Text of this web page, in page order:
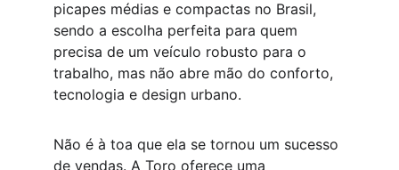
picapes médias e compactas no Brasil,
sendo a escolha perfeita para quem
precisa de um veículo robusto para o
trabalho, mas não abre mão do conforto,
tecnologia e design urbano.
Não é à toa que ela se tornou um sucesso
de vendas. A Toro oferece uma